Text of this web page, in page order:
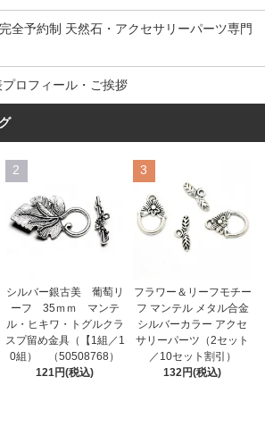
全予約制 天然石・アクセサリーパーツ専門
ロフィール・ご挨拶
2
シルバー銀古美 葡萄リ
ーフ 35ｍｍ マンテ
ル・ヒキワ・トグルクラ
スプ留め金具（【1組／1
0組） （50508768）
121円(税込)
3
フラワー＆リーフモチー
フ マンテル メタル合金
シルバーカラー アクセ
サリーパーツ（2セット
／10セット割引）
132円(税込)